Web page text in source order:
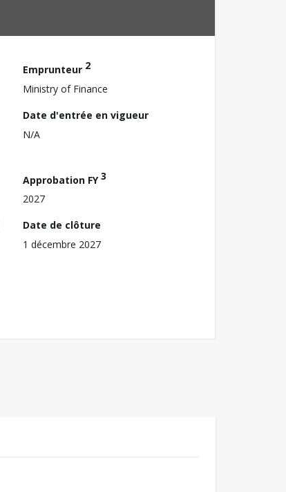
Emprunteur 2
Ministry of Finance
Date d'entrée en vigueur
N/A
Approbation FY3
2027
Date de clôture
1 décembre 2027